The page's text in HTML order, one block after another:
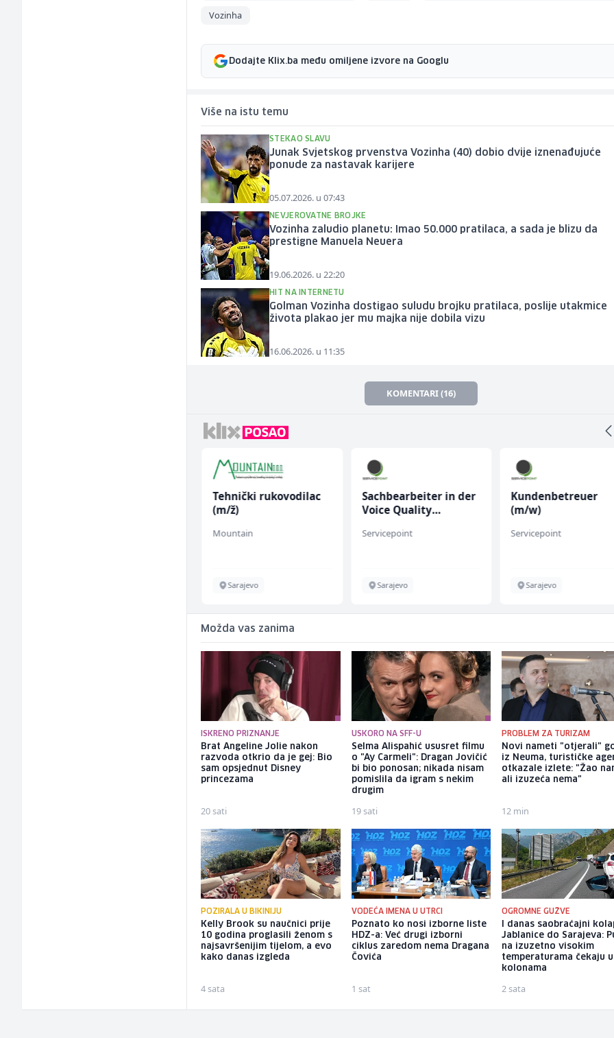
Vozinha
Dodajte Klix.ba među omiljene izvore na Googlu
Više na istu temu
STEKAO SLAVU
Junak Svjetskog prvenstva Vozinha (40) dobio dvije iznenađujuće
ponude za nastavak karijere
05.07.2026. u 07:43
NEVJEROVATNE BROJKE
Vozinha zaludio planetu: Imao 50.000 pratilaca, a sada je blizu da
prestigne Manuela Neuera
19.06.2026. u 22:20
HIT NA INTERNETU
Golman Vozinha dostigao suludu brojku pratilaca, poslije utakmice
života plakao jer mu majka nije dobila vizu
16.06.2026. u 11:35
KOMENTARI (16)
Tehnički rukovodilac
(m/ž)
Mountain
Sarajevo
Sachbearbeiter in der
Voice Quality
Servicepoint
Sarajevo
Kundenbetreuer
(m/w)
Servicepoint
Sarajevo
Možda vas zanima
ISKRENO PRIZNANJE
Brat Angeline Jolie nakon
razvoda otkrio da je gej: Bio
sam opsjednut Disney
princezama
20 sati
USKORO NA SFF-U
Selma Alispahić ususret filmu
o "Ay Carmeli": Dragan Jovičić
bi bio ponosan; nikada nisam
pomislila da igram s nekim
drugim
19 sati
PROBLEM ZA TURIZAM
Novi nameti "otjerali"
iz Neuma, turističke
otkazale izlete: "Žao
ali izuzeća nema"
12 min
POZIRALA U BIKINIJU
Kelly Brook su naučnici prije
10 godina proglasili ženom s
najsavršenijim tijelom, a evo
kako danas izgleda
4 sata
VODEĆA IMENA U UTRCI
Poznato ko nosi izborne liste
HDZ-a: Već drugi izborni
ciklus zaredom nema Dragana
Čovića
1 sat
OGROMNE GUŽVE
I danas saobraćajni
Jablanice do Sarajeva:
na izuzetno visokim
temperaturama čekaju u
kolonama
2 sata